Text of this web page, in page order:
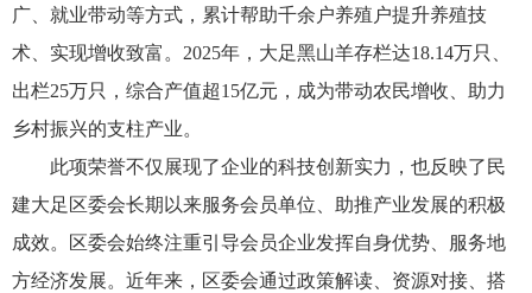
广、就业带动等方式，累计帮助千余户养殖户提升养殖技
术、实现增收致富。2025年，大足黑山羊存栏达18.14万只、
出栏25万只，综合产值超15亿元，成为带动农民增收、助力
乡村振兴的支柱产业。
此项荣誉不仅展现了企业的科技创新实力，也反映了民
建大足区委会长期以来服务会员单位、助推产业发展的积极
成效。区委会始终注重引导会员企业发挥自身优势、服务地
方经济发展。近年来，区委会通过政策解读、资源对接、搭